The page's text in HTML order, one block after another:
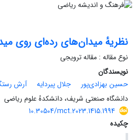
نظریهٔ میدان‌های رده‌ای روی
نوع مقاله : مقاله ترویجی
نویسندگان
حسین بهزادی‌پور
جلال پیردایه
آرش
دانشگاه صنعتی شریف، دانشکدهٔ علوم ریاضی
10.30504/mct.2023.1415.1994
چکیده